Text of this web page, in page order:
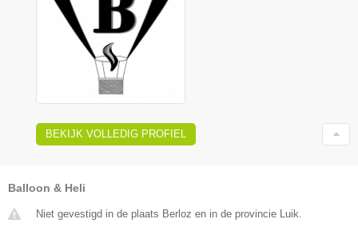
BEKIJK VOLLEDIG PROFIEL
Balloon & Heli
Niet gevestigd in de plaats Berloz en in de provincie Luik.